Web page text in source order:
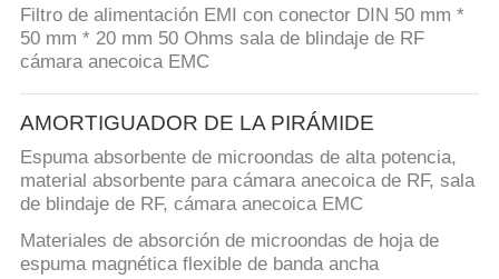
Filtro de alimentación EMI con conector DIN 50 mm *
50 mm * 20 mm 50 Ohms sala de blindaje de RF
cámara anecoica EMC
AMORTIGUADOR DE LA PIRÁMIDE
Espuma absorbente de microondas de alta potencia,
material absorbente para cámara anecoica de RF, sala
de blindaje de RF, cámara anecoica EMC
Materiales de absorción de microondas de hoja de
espuma magnética flexible de banda ancha